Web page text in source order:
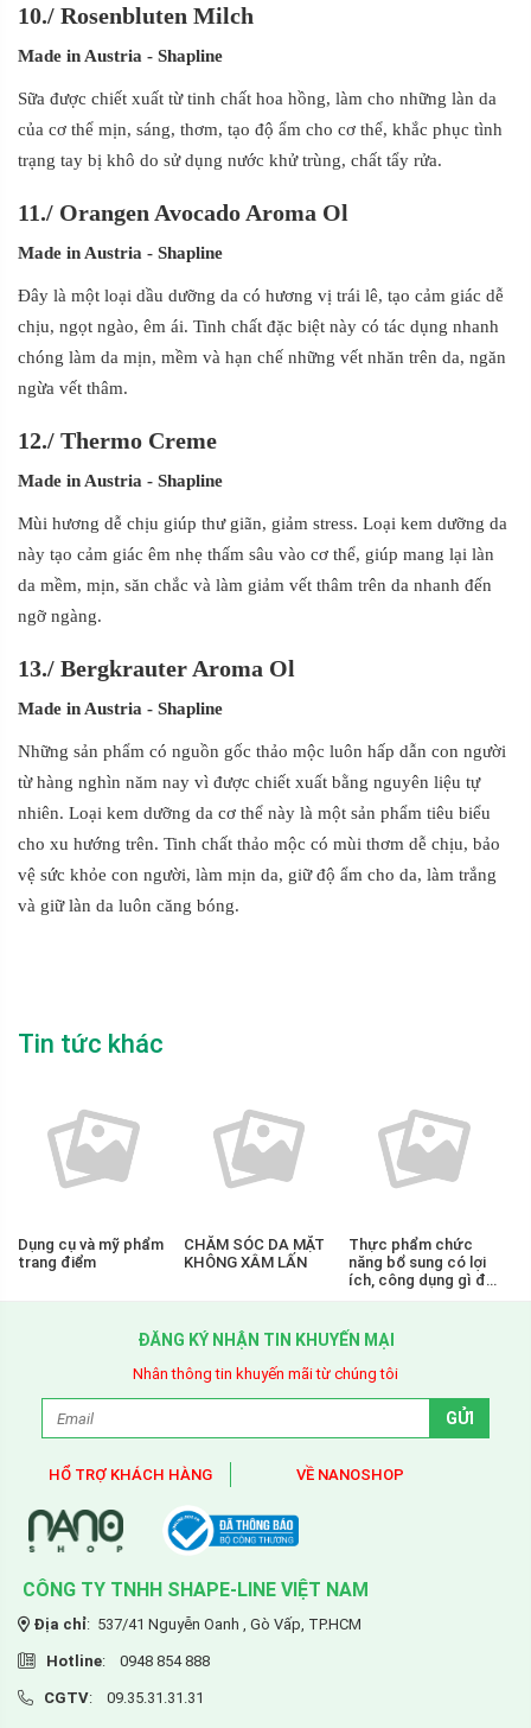
10./ Rosenbluten Milch
Made in Austria - Shapline
Sữa được chiết xuất từ tinh chất hoa hồng, làm cho những làn da
của cơ thể mịn, sáng, thơm, tạo độ ẩm cho cơ thể, khắc phục tình
trạng tay bị khô do sử dụng nước khử trùng, chất tẩy rửa.
11./ Orangen Avocado Aroma Ol
Made in Austria - Shapline
Đây là một loại dầu dưỡng da có hương vị trái lê, tạo cảm giác dễ
chịu, ngọt ngào, êm ái. Tinh chất đặc biệt này có tác dụng nhanh
chóng làm da mịn, mềm và hạn chế những vết nhăn trên da, ngăn
ngừa vết thâm.
12./ Thermo Creme
Made in Austria - Shapline
Mùi hương dễ chịu giúp thư giãn, giảm stress. Loại kem dưỡng da
này tạo cảm giác êm nhẹ thấm sâu vào cơ thể, giúp mang lại làn
da mềm, mịn, săn chắc và làm giảm vết thâm trên da nhanh đến
ngỡ ngàng.
13./ Bergkrauter Aroma Ol
Made in Austria - Shapline
Những sản phẩm có nguồn gốc thảo mộc luôn hấp dẫn con người
từ hàng nghìn năm nay vì được chiết xuất bằng nguyên liệu tự
nhiên. Loại kem dưỡng da cơ thể này là một sản phẩm tiêu biểu
cho xu hướng trên. Tinh chất thảo mộc có mùi thơm dễ chịu, bảo
vệ sức khỏe con người, làm mịn da, giữ độ ẩm cho da, làm trắng
và giữ làn da luôn căng bóng.
Tin tức khác
Dụng cụ và mỹ phẩm
trang điểm
CHĂM SÓC DA MẶT
KHÔNG XÂM LẤN
Thực phẩm chức
năng bổ sung có lợi
ích, công dụng gì để
ĐĂNG KÝ NHẬN TIN KHUYẾN MẠI
Nhân thông tin khuyến mãi từ chúng tôi
HỔ TRỢ KHÁCH HÀNG VỀ NANOSHOP
CÔNG TY TNHH SHAPE-LINE VIỆT NAM
Địa chỉ: 537/41 Nguyễn Oanh , Gò Vấp, TP.HCM
Hotline: 0948 854 888
CGTV: 09.35.31.31.31